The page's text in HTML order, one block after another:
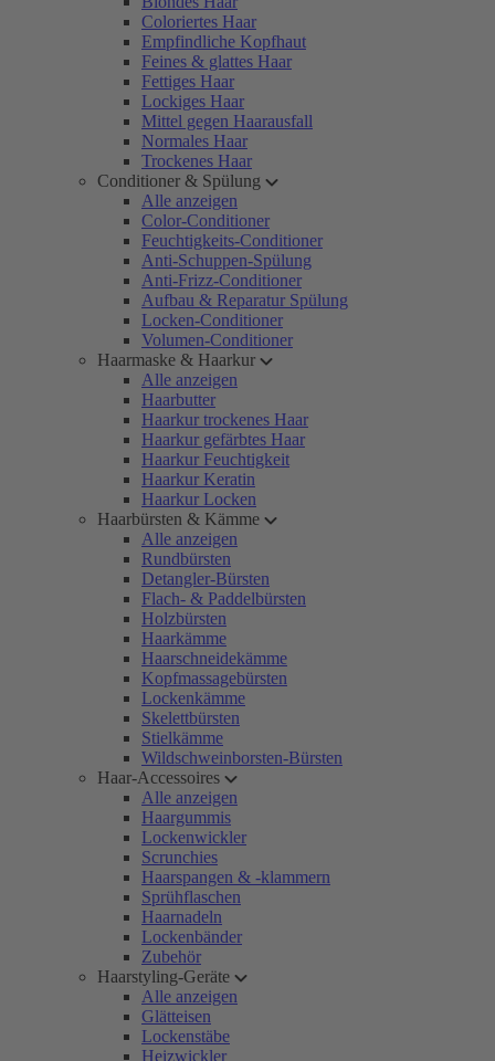
Coloriertes Haar
Empfindliche Kopfhaut
Feines & glattes Haar
Fettiges Haar
Lockiges Haar
Mittel gegen Haarausfall
Normales Haar
Trockenes Haar
Conditioner & Spülung
Alle anzeigen
Color-Conditioner
Feuchtigkeits-Conditioner
Anti-Schuppen-Spülung
Anti-Frizz-Conditioner
Aufbau & Reparatur Spülung
Locken-Conditioner
Volumen-Conditioner
Haarmaske & Haarkur
Alle anzeigen
Haarbutter
Haarkur trockenes Haar
Haarkur gefärbtes Haar
Haarkur Feuchtigkeit
Haarkur Keratin
Haarkur Locken
Haarbürsten & Kämme
Alle anzeigen
Rundbürsten
Detangler-Bürsten
Flach- & Paddelbürsten
Holzbürsten
Haarkämme
Haarschneidekämme
Kopfmassagebürsten
Lockenkämme
Skelettbürsten
Stielkämme
Wildschweinborsten-Bürsten
Haar-Accessoires
Alle anzeigen
Haargummis
Lockenwickler
Scrunchies
Haarspangen & -klammern
Sprühflaschen
Haarnadeln
Lockenbänder
Zubehör
Haarstyling-Geräte
Alle anzeigen
Glätteisen
Lockenstäbe
Heizwickler